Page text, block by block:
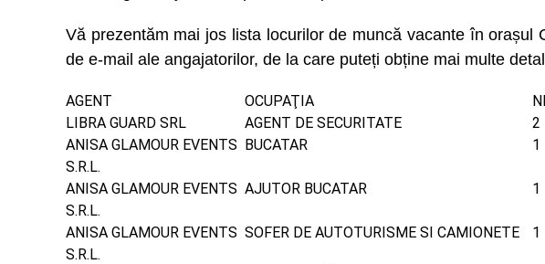
Vă prezentăm mai jos lista locurilor de muncă vacante în orașul
de e-mail ale angajatorilor, de la care puteți obține mai multe
AGENT OCUPAŢIA
LIBRA GUARD SRL
AGENT DE SECURITATE 2
ANISA GLAMOUR EVENTS
S.R.L.
BUCATAR 1
ANISA GLAMOUR EVENTS
S.R.L.
AJUTOR BUCATAR 1
ANISA GLAMOUR EVENTS
S.R.L.
SOFER DE AUTOTURISME SI CAMIONETE 1